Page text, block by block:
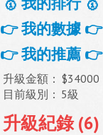
👉 我的數據 👉
👉 我的推薦 👉
升級金額： $34000
目前級別： 5級
升級紀錄 (6)